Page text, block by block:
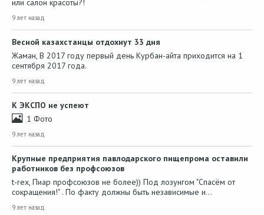
или салон красоты?!
9 лет назад
Весной казахстанцы отдохнут 33 дня
Жаман, В 2017 году первый день Курбан-айта приходится на 1
сентября 2017 года.
9 лет назад
К ЭКСПО не успеют
1 Фото
9 лет назад
Крупные предприятия павлодарского пищепрома оставили
работников без профсоюзов
t-rex, Пиар профсоюзов не более)) Под лозунгом "Спасём от
сокращения!" . По факту должны быть независимые и…
9 лет назад